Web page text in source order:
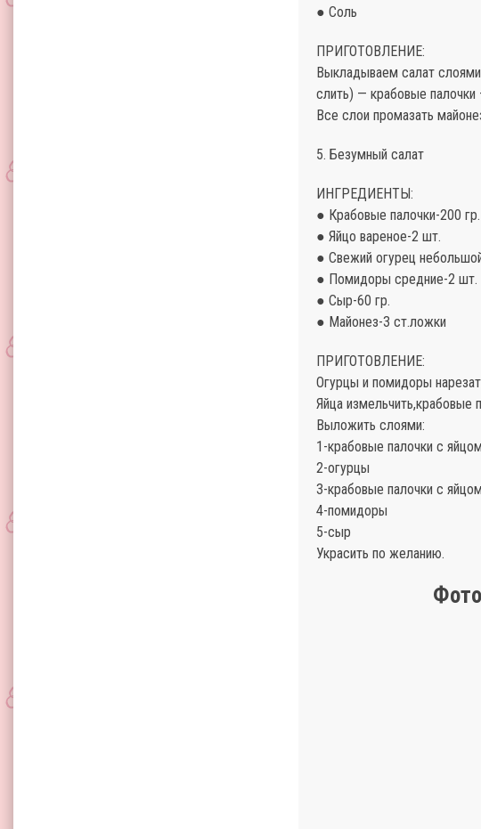
● Соль
ПРИГОТОВЛЕНИЕ:
Выкладываем салат
слить) — крабовые
Все слои промазать
5. Безумный салат
ИНГРЕДИЕНТЫ:
● Крабовые палочки-200 гр.
● Яйцо вареное-2 шт.
● Свежий огурец
● Помидоры средние-2 шт.
● Сыр-60 гр.
● Майонез-3 ст.ложки
ПРИГОТОВЛЕНИЕ:
Огурцы и помидоры
Яйца измельчить,крабовые
Выложить слоями:
1-крабовые палочки с яйцом
2-огурцы
3-крабовые палочки с яйцом
4-помидоры
5-сыр
Украсить по желанию.